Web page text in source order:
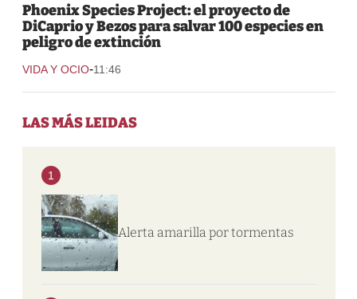
Phoenix Species Project: el proyecto de
DiCaprio y Bezos para salvar 100 especies en
peligro de extinción
VIDA Y OCIO-11:46
LAS MÁS LEIDAS
1
Alerta amarilla por tormentas